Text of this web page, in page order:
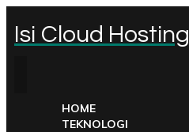
Isi Cloud Hosting
HOME
TEKNOLOGI